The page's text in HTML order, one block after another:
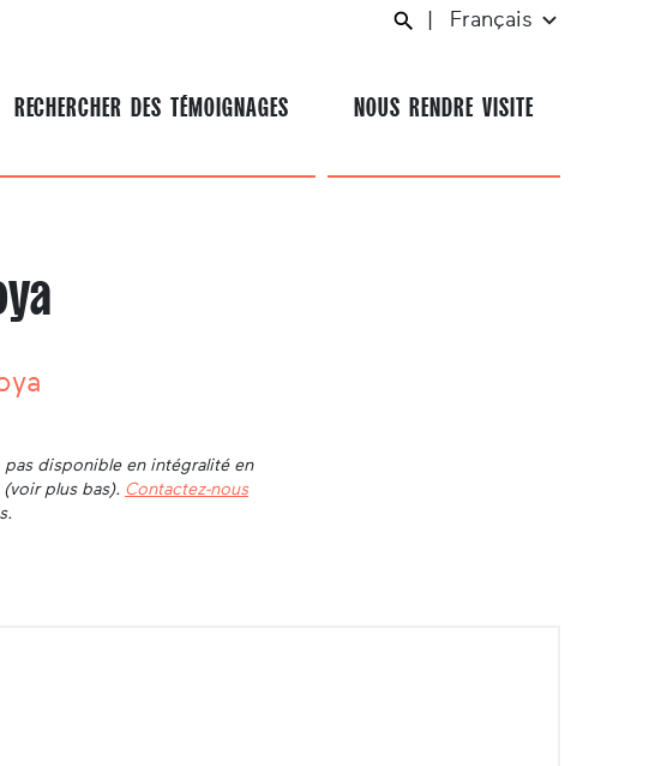
Français
RECHERCHER DES TÉMOIGNAGES NOUS RENDRE VISITE
disponible en intégralité en
plus bas). Contactez-nous